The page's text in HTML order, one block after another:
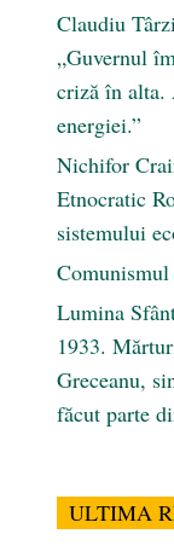
Claudiu
„Guvernul
criză în alta.
energiei.”
Nichifor
Etnocratic
sistemului
Lumina
1933.
Greceanu,
făcut parte
ULTIMA